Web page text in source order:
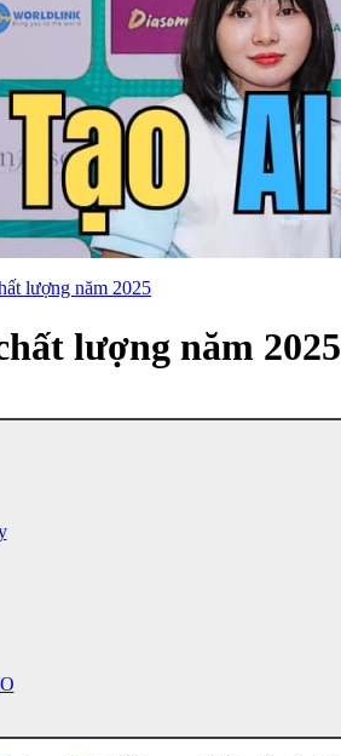
lượng năm 2025
lượng năm 2025